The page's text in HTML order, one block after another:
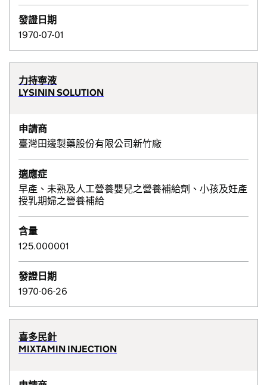
發證日期
1970-07-01
力持寧液
LYSININ SOLUTION
申請商
臺灣田邊製藥股份有限公司新竹廠
適應症
早產、未熟及人工營養嬰兒之營養補給劑、小孩及妊產
授乳期婦之營養補給
含量
125.000001
發證日期
1970-06-26
喜多民針
MIXTAMIN INJECTION